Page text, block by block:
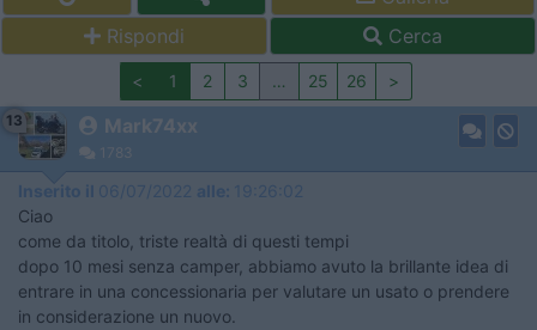
Rispondi
Cerca
< 1 2 3 … 25 26 >
13 Mark74xx
1783
Inserito il 06/07/2022 alle: 19:26:02
Ciao
come da titolo, triste realtà di questi tempi
dopo 10 mesi senza camper, abbiamo avuto la brillante idea di
entrare in una concessionaria per valutare un usato o prendere
in considerazione un nuovo.